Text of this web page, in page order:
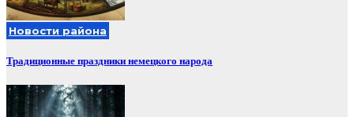
Новости района
Традиционные праздники немецкого народа